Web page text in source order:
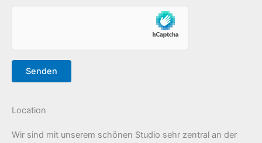
Location
Wir sind mit unserem schönen Studio sehr zentral an der